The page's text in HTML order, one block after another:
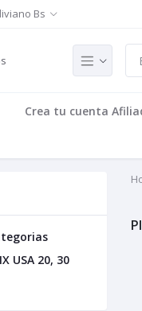
Bs
Crea tu cuenta
USA 20, 30